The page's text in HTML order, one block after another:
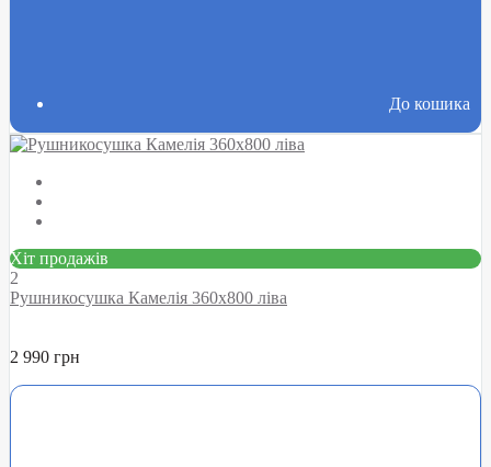
До кошика
Хіт продажів
2
Рушникосушка Камелія 360х800 ліва
2 990 грн